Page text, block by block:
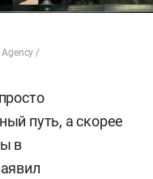
Agency /
путь, а скорее
в